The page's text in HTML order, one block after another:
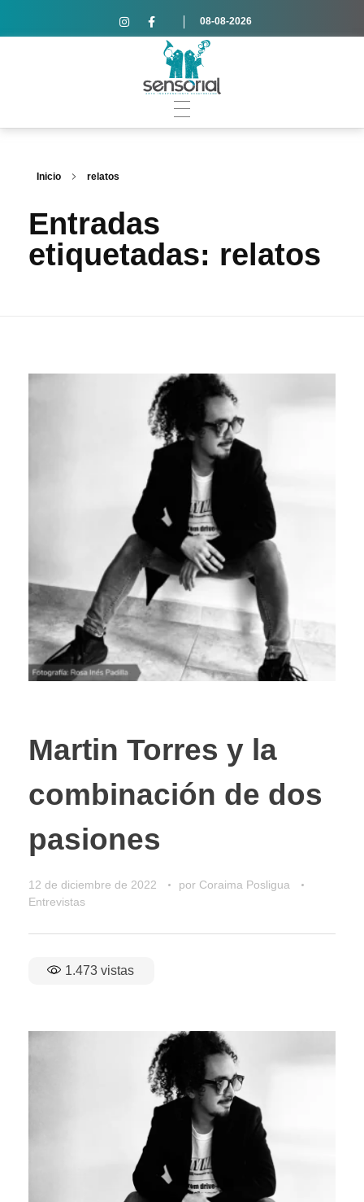
08-08-2026
Inicio relatos
Entradas
etiquetadas: relatos
Martin Torres y la
combinación de dos
pasiones
12 de diciembre de 2022 por Coraima Posligua
Entrevistas
1.473 vistas